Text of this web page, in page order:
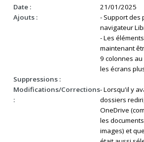
Date :
21/01/2025
Ajouts :
- Support des
navigateur
- Les
maintenant
9 colonnes
les écrans
Suppressions :
Modifications/Corrections
:
- Lorsqu'il y
dossiers
OneDrive
les
images) et